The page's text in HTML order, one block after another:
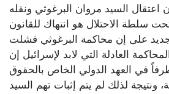
السيد مروان البرغوثي ونقله
سلطة الاحتلال هو انتهاك للقانون
على إن محاكمة البرغوثي فشلت
العادلة التي لابد لإسرائيل إن
في العهد الدولي الخاص بالحقوق
ونتيجة لذلك لم يتم إثبات تهم السيد